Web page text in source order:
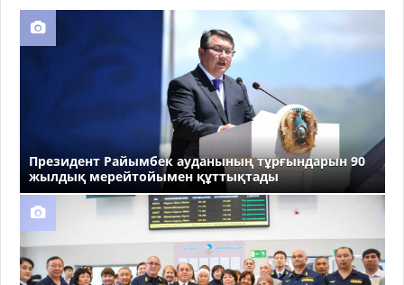
Президент Райымбек ауданының тұрғындарын 90
жылдық мерейтойымен құттықтады